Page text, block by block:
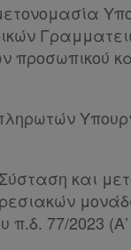
προσωπικού
και
77/2023